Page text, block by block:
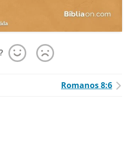
Romanos 8:6